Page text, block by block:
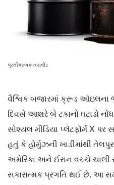
પ્રતીકાત્મક તસવીર
વૈશ્વિક બજારમાં ક્રૂડ ઑઇલના
દિવસે આશરે બે ટકાનો ઘટાડો
સોશ્યલ મીડિયા પ્લૅટફૉર્મ X પર
હતું કે હોર્મુઝની ખાડીમાંથી
અમેરિકા અને ઈરાન વચ્ચે ચાલી
સકારાત્મક પ્રગતિ થઈ છે. આ